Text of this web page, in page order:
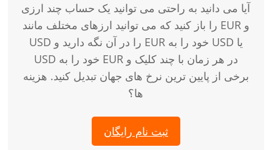
آیا می دانید به راحتی می توانید یک حساب چند ارزی
را باز کنید که می توانید ارزهای مختلف مانند EUR و
USD را در آن نگه دارید و EUR خود را به USD یا
USD خود را به EUR در هر زمان با چند کلیک و
برخی از پایین ترین نرخ های جهان تبدیل کنید. هزینه
ها؟
ثبت نام رایگان